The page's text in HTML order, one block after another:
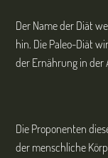
Der Name der Diät
hin. Die Paleo-Diät
der Ernährung in der
Die Proponenten
der menschliche